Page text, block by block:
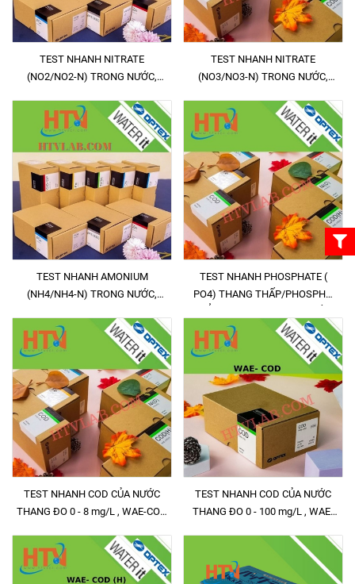
TEST NHANH NITRATE
(NO2/NO2-N) TRONG NƯỚC,
TEST NHANH NITRATE
(NO3/NO3-N) TRONG NƯỚC,
TEST NHANH AMONIUM
(NH4/NH4-N) TRONG NƯỚC,
TEST NHANH PHOSPHATE (
PO4) THANG THẤP/PHOSPHO
TRONG NƯỚC , WAE-PO4 (D)
TEST NHANH COD CỦA NƯỚC
THANG ĐO 0 - 8 mg/L , WAE-COD
TEST NHANH COD CỦA NƯỚC
THANG ĐO 0 - 100 mg/L , WAE-